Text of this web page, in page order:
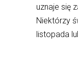
uznaje się
Niektórzy
listopada